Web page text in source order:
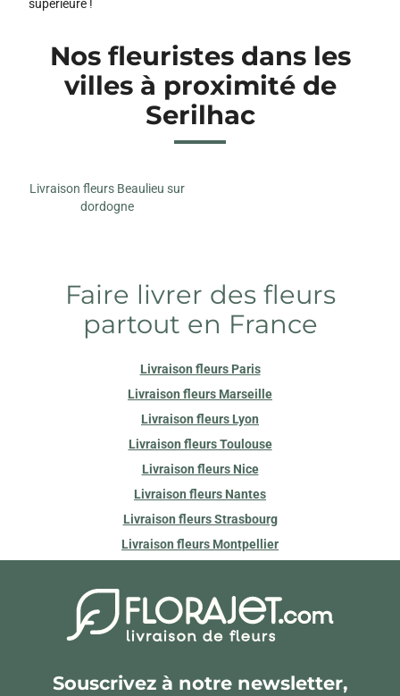
supérieure !
Nos fleuristes dans les
villes à proximité de
Serilhac
Livraison fleurs Beaulieu sur
dordogne
Faire livrer des fleurs
partout en France
Livraison fleurs Paris
Livraison fleurs Marseille
Livraison fleurs Lyon
Livraison fleurs Toulouse
Livraison fleurs Nice
Livraison fleurs Nantes
Livraison fleurs Strasbourg
Livraison fleurs Montpellier
Souscrivez à notre newsletter,